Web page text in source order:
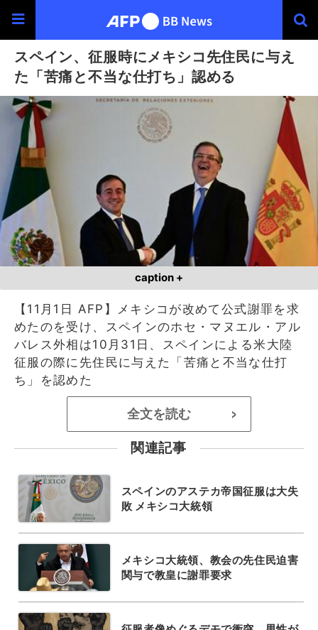
スペイン、征服時にメキシコ先住民に与え
た「苦痛と不当な仕打ち」認める
caption +
【11月1日 AFP】メキシコが改めて公式謝罪を求
めたのを受け、スペインのホセ・マヌエル・アル
バレス外相は10月31日、スペインによる米大陸
征服の際に先住民に与えた「苦痛と不当な仕打
ち」を認めた
全文を読む >
関連記事
スペインのアステカ帝国征服は大失
敗 メキシコ大統領
メキシコ大統領、教会の先住民迫害
関与で教皇に謝罪要求